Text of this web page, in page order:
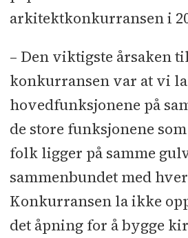
Brenden & Co -
Sigfred & Bentzen -
Catos betongsaging -
BBM - Ståldører:
Joinex - Gulvstøp:
Entreprenør - Snekker:
Parkettgulv: ABS
Stål rekkverk/ porter:
- Kebonyleveranse:
Akustisk puss i
arkitektkonkurransen i
– Den viktigste årsaken
konkurransen var at vi la
hovedfunksjonene på
de store funksjonene
folk ligger på samme
sammenbundet med
Konkurransen la ikke
det åpning for å bygge